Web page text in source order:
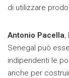
di utilizzare
Antonio Pacella,
Senegal può
indipendenti le
anche per